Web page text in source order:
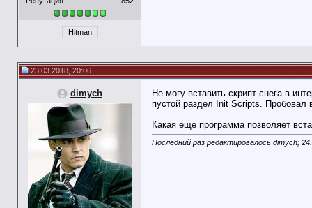
Hitman
23.03.2018, 20:06
dimych
Не могу вставить скрипт снега в
пустой раздел Init Scripts. Пробовал
Какая еще программа позволяет
Последний раз редактировалось dimych;